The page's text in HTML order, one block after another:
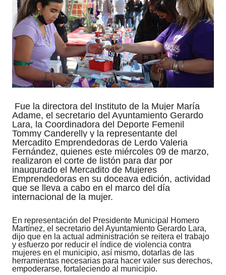
Fue la directora del Instituto de la Mujer María
Adame, el secretario del Ayuntamiento Gerardo
Lara, la Coordinadora del Deporte Femenil
Tommy Canderelly y la representante del
Mercadito Emprendedoras de Lerdo Valeria
Fernández, quienes este miércoles 09 de marzo,
realizaron el corte de listón para dar por
inaugurado el Mercadito de Mujeres
Emprendedoras en su doceava edición, actividad
que se lleva a cabo en el marco del día
internacional de la mujer.
En representación del Presidente Municipal Homero
Martínez, el secretario del Ayuntamiento Gerardo Lara,
dijo que en la actual administración se reitera el trabajo
y esfuerzo por reducir el índice de violencia contra
mujeres en el municipio, así mismo, dotarlas de las
herramientas necesarias para hacer valer sus derechos,
empoderarse, fortaleciendo al municipio.